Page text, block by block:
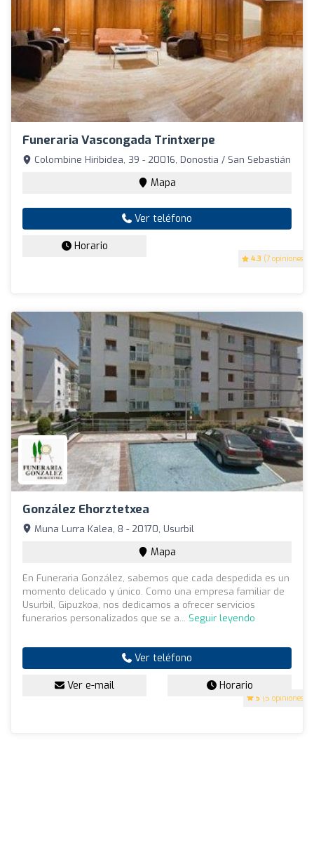
Funeraria Vascongada Trintxerpe
4.3 (7 opiniones)
Colombine Hiribidea, 39 - 20016, Donostia / San Sebastián
Mapa
Ver teléfono
Horario
González Ehorztetxea
5 (5 opiniones)
Muna Lurra Kalea, 8 - 20170, Usurbil
Mapa
En Funeraria González, sabemos que cada despedida es un
momento delicado y único. Como una empresa familiar de
Usurbil, Gipuzkoa, nos dedicamos a ofrecer servicios
funerarios personalizados que se a... Seguir leyendo
Ver teléfono
Ver e-mail Horario